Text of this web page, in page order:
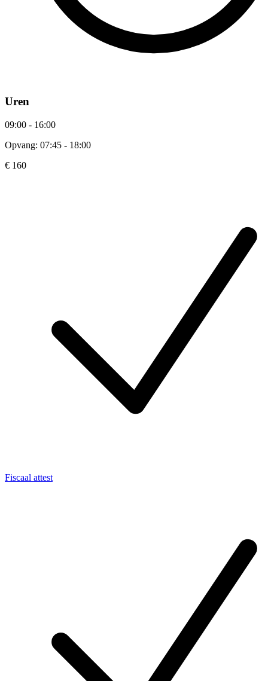
Uren
09:00 - 16:00
Opvang: 07:45 - 18:00
€ 160
Fiscaal attest